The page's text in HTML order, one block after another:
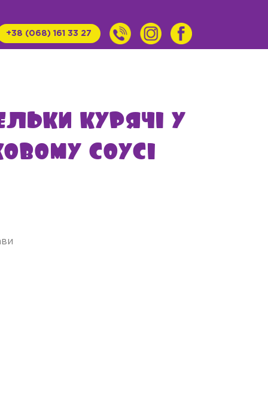
+38 (068) 161 33 27
курячі у
соусі